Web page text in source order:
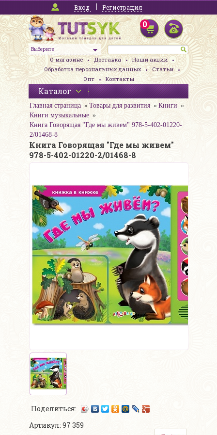
Вход Регистрация
Выберите
0
О магазине Доставка
Наши акции
Обработка персональных данных
Статьи
Опт
Контакты
Каталог
Главная страница Товары для развития
Книги
Книги музыкальные
Книга Говорящая "Где мы живем" 978-5-402-01220-
2/01468-8
Книга Говорящая "Где мы живем"
978-5-402-01220-2/01468-8
Поделиться:
Артикул: 97 359